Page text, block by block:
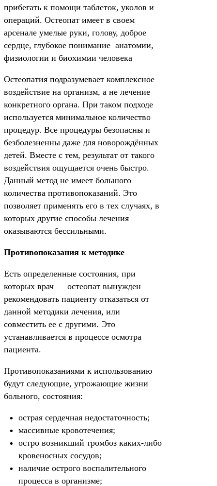
прибегать к помощи таблеток, уколов и
операций. Остеопат имеет в своем
арсенале умелые руки, голову, доброе
сердце, глубокое понимание анатомии,
физиологии и биохимии человека
Остеопатия подразумевает комплексное
воздействие на организм, а не лечение
конкретного органа. При таком подходе
используется минимальное количество
процедур. Все процедуры безопасны и
безболезненны даже для новорождённых
детей. Вместе с тем, результат от такого
воздействия ощущается очень быстро.
Данный метод не имеет большого
количества противопоказаний. Это
позволяет применять его в тех случаях, в
которых другие способы лечения
оказываются бессильными.
Противопоказания к методике
Есть определенные состояния, при
которых врач — остеопат вынужден
рекомендовать пациенту отказаться от
данной методики лечения, или
совместить ее с другими. Это
устанавливается в процессе осмотра
пациента.
Противопоказаниями к использованию
будут следующие, угрожающие жизни
больного, состояния:
острая сердечная недостаточность;
массивные кровотечения;
остро возникший тромбоз каких-либо
кровеносных сосудов;
наличие острого воспалительного
процесса в организме;